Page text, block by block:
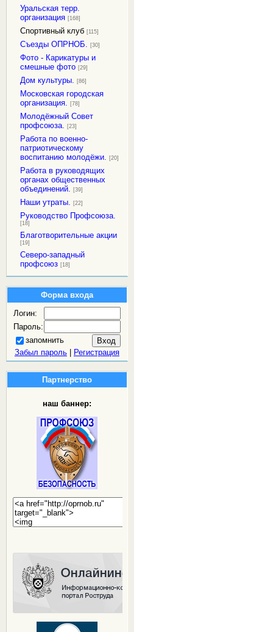
Уральская терр.
организация [168]
Спортивный клуб [115]
Съезды ОПРНОБ. [30]
Фото - Карикатуры и
смешные фото [29]
Дом культуры. [86]
Московская городская
организация. [78]
Молодёжный Совет
профсоюза. [23]
Работа по военно-
патриотическому
воспитанию молодёжи. [20]
Работа в руководящих
органах общественных
объединений. [39]
Наши утраты. [22]
Руководство Профсоюза.
[18]
Благотворительные акции
[19]
Северо-западный
профсоюз [18]
Форма входа
Логин:
Пароль:
запомнить
Забыл пароль| Регистрация
Партнерство
наш баннер: